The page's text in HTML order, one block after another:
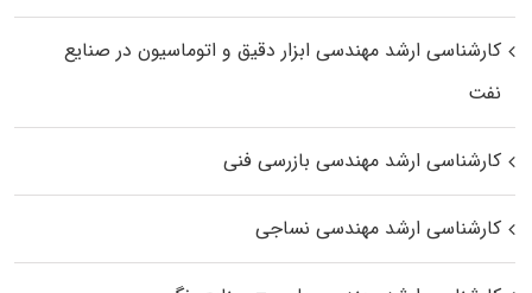
کارشناسی ارشد مهندسی ابزار دقیق و اتوماسیون در صنایع
نفت
کارشناسی ارشد مهندسی بازرسی فنی
کارشناسی ارشد مهندسی نساجی